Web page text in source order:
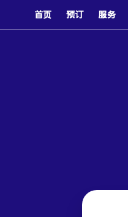
首页 预订 服务